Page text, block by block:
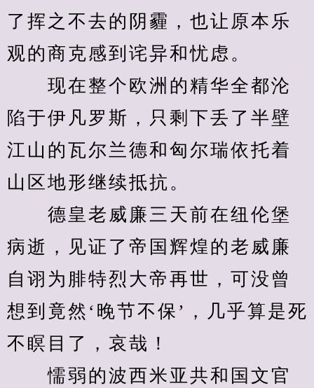
了挥之不去的阴霾，也让原本乐
观的商克感到诧异和忧虑。
现在整个欧洲的精华全都沦
陷于伊凡罗斯，只剩下丢了半壁
江山的瓦尔兰德和匈尔瑞依托着
山区地形继续抵抗。
德皇老威廉三天前在纽伦堡
病逝，见证了帝国辉煌的老威廉
自诩为腓特烈大帝再世，可没曾
想到竟然‘晚节不保’，几乎算是死
不瞑目了，哀哉！
懦弱的波西米亚共和国文官